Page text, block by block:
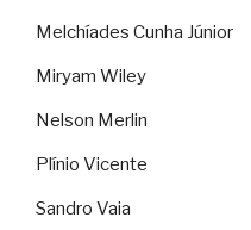
Melchíades Cunha Júnior
Miryam Wiley
Nelson Merlin
Plínio Vicente
Sandro Vaia